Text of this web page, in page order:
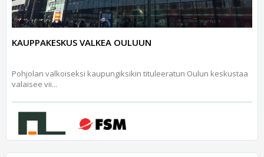
KAUPPAKESKUS VALKEA OULUUN
Pohjolan valkoiseksi kaupungiksikin tituleeratun Oulun keskustaa
valaisee vii...